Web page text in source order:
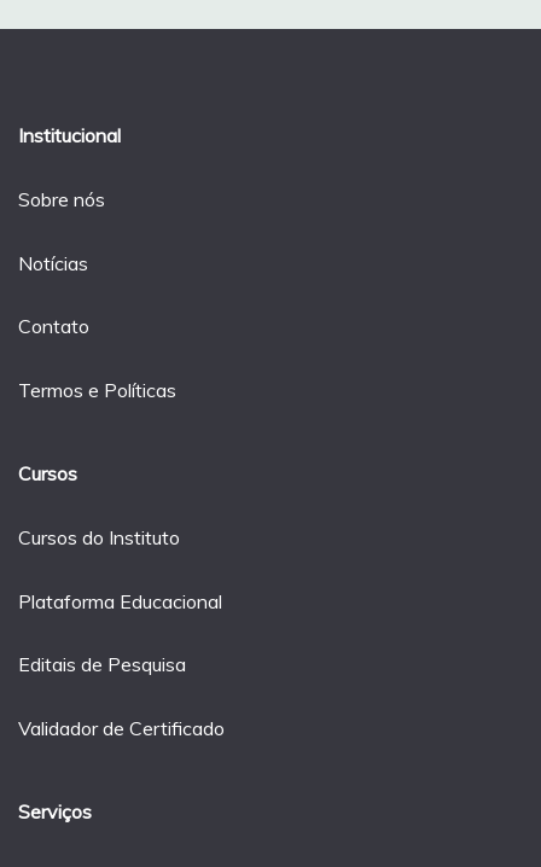
Institucional
Sobre nós
Notícias
Contato
Termos e Políticas
Cursos
Cursos do Instituto
Plataforma Educacional
Editais de Pesquisa
Validador de Certificado
Serviços